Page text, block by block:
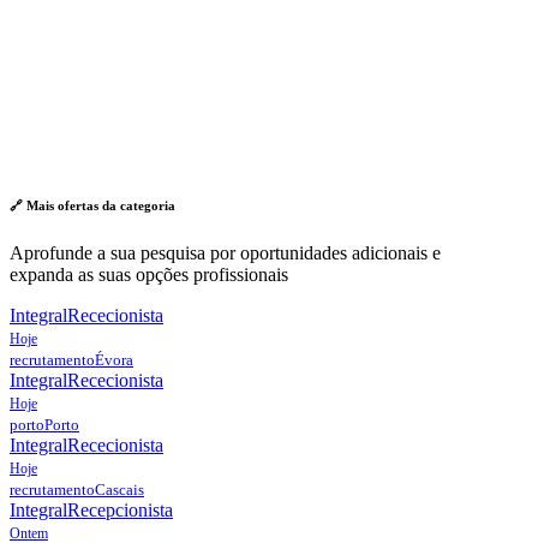
🔗 Mais ofertas da categoria
Aprofunde a sua pesquisa por oportunidades adicionais e
expanda as suas opções profissionais
IntegralRececionista
Hoje
recrutamentoÉvora
IntegralRececionista
Hoje
portoPorto
IntegralRececionista
Hoje
recrutamentoCascais
IntegralRecepcionista
Ontem